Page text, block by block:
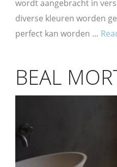
wordt aangebracht in
diverse kleuren worden
perfect kan worden …
BEAL